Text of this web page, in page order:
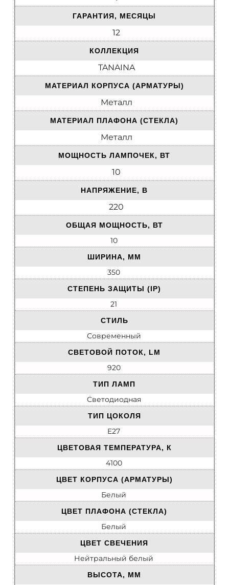
ГАРАНТИЯ, МЕСЯЦЫ
12
КОЛЛЕКЦИЯ
TANAINA
МАТЕРИАЛ КОРПУСА (АРМАТУРЫ)
Металл
МАТЕРИАЛ ПЛАФОНА (СТЕКЛА)
Металл
МОЩНОСТЬ ЛАМПОЧЕК, ВТ
10
НАПРЯЖЕНИЕ, В
220
ОБЩАЯ МОЩНОСТЬ, ВТ
10
ШИРИНА, ММ
350
СТЕПЕНЬ ЗАЩИТЫ (IP)
21
СТИЛЬ
Современный
СВЕТОВОЙ ПОТОК, LM
920
ТИП ЛАМП
Светодиодная
ТИП ЦОКОЛЯ
E27
ЦВЕТОВАЯ ТЕМПЕРАТУРА, К
4100
ЦВЕТ КОРПУСА (АРМАТУРЫ)
Белый
ЦВЕТ ПЛАФОНА (СТЕКЛА)
Белый
ЦВЕТ СВЕЧЕНИЯ
Нейтральный белый
ВЫСОТА, ММ